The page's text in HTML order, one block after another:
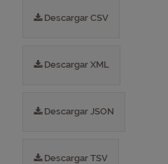
Descargar CSV
Descargar XML
Descargar JSON
Descargar TSV